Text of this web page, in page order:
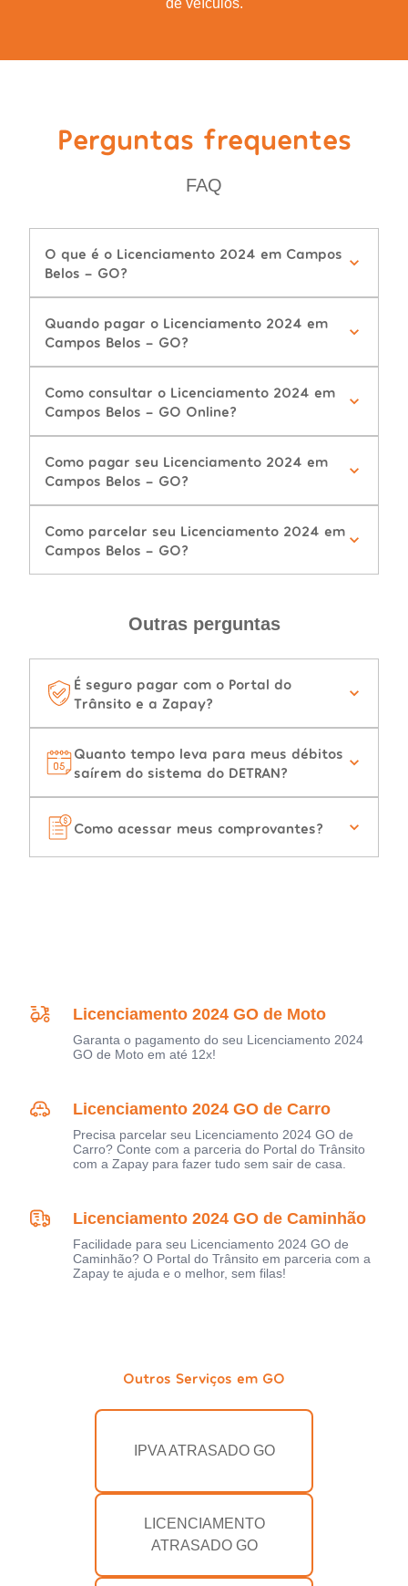
de veículos.
Perguntas frequentes
FAQ
O que é o Licenciamento 2024 em Campos
Belos - GO?
Quando pagar o Licenciamento 2024 em
Campos Belos - GO?
Como consultar o Licenciamento 2024 em
Campos Belos - GO Online?
Como pagar seu Licenciamento 2024 em
Campos Belos - GO?
Como parcelar seu Licenciamento 2024 em
Campos Belos - GO?
Outras perguntas
É seguro pagar com o Portal do
Trânsito e a Zapay?
Quanto tempo leva para meus débitos
saírem do sistema do DETRAN?
Como acessar meus comprovantes?
Licenciamento 2024 GO de Moto
Garanta o pagamento do seu Licenciamento 2024
GO de Moto em até 12x!
Licenciamento 2024 GO de Carro
Precisa parcelar seu Licenciamento 2024 GO de
Carro? Conte com a parceria do Portal do Trânsito
com a Zapay para fazer tudo sem sair de casa.
Licenciamento 2024 GO de Caminhão
Facilidade para seu Licenciamento 2024 GO de
Caminhão? O Portal do Trânsito em parceria com a
Zapay te ajuda e o melhor, sem filas!
Outros Serviços em GO
IPVA ATRASADO GO
LICENCIAMENTO
ATRASADO GO